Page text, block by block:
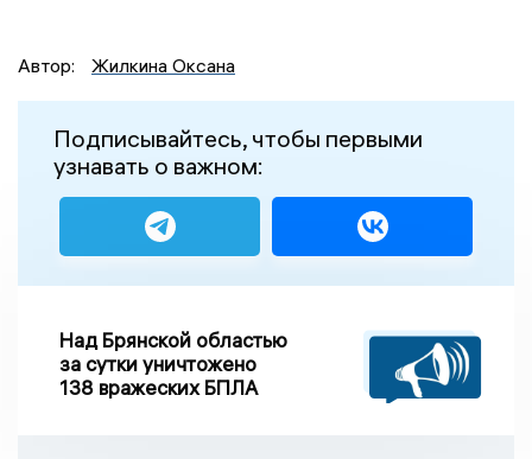
Автор: Жилкина Оксана
Подписывайтесь, чтобы первыми
узнавать о важном:
Над Брянской областью
за сутки уничтожено
138 вражеских БПЛА